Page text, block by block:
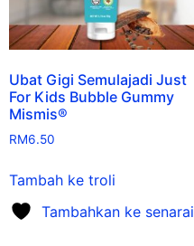
Ubat Gigi Semulajadi Just
For Kids Bubble Gummy
Mismis®
RM6.50
Tambah ke troli
Tambahkan ke senarai